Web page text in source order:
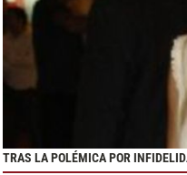
TRAS LA POLÉMICA POR